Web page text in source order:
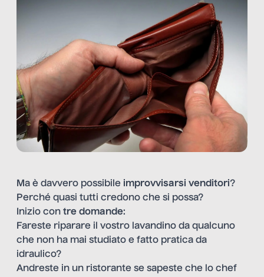
Ma è davvero possibile improvvisarsi venditori?
Perché quasi tutti credono che si possa?
Inizio con tre domande:
Fareste riparare il vostro lavandino da qualcuno
che non ha mai studiato e fatto pratica da
idraulico?
Andreste in un ristorante se sapeste che lo chef